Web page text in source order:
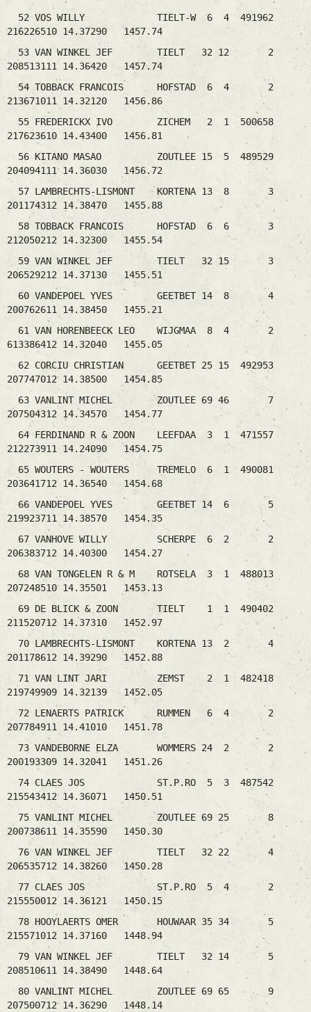
52 VOS WILLY TIELT-W 6 4 491962
216226510 14.37290 1457.74
53 VAN WINKEL JEF TIELT 32 12 2
208513111 14.36420 1457.74
54 TOBBACK FRANCOIS HOFSTAD 6 4 2
213671011 14.32120 1456.86
55 FREDERICKX IVO ZICHEM 2 1 500658
217623610 14.43400 1456.81
56 KITANO MASAO ZOUTLEE 15 5 489529
204094111 14.36030 1456.72
57 LAMBRECHTS-LISMONT KORTENA 13 8 3
201174312 14.38470 1455.88
58 TOBBACK FRANCOIS HOFSTAD 6 6 3
212050212 14.32300 1455.54
59 VAN WINKEL JEF TIELT 32 15 3
206529212 14.37130 1455.51
60 VANDEPOEL YVES GEETBET 14 8 4
200762611 14.38450 1455.21
61 VAN HORENBEECK LEO WIJGMAA 8 4 2
613386412 14.32040 1455.05
62 CORCIU CHRISTIAN GEETBET 25 15 492953
207747012 14.38500 1454.85
63 VANLINT MICHEL ZOUTLEE 69 46 7
207504312 14.34570 1454.77
64 FERDINAND R & ZOON LEEFDAA 3 1 471557
212273911 14.24090 1454.75
65 WOUTERS - WOUTERS TREMELO 6 1 490081
203641712 14.36540 1454.68
66 VANDEPOEL YVES GEETBET 14 6 5
219923711 14.38570 1454.35
67 VANHOVE WILLY SCHERPE 6 2 2
206383712 14.40300 1454.27
68 VAN TONGELEN R & M ROTSELA 3 1 488013
207248510 14.35501 1453.13
69 DE BLICK & ZOON TIELT 1 1 490402
211520712 14.37310 1452.97
70 LAMBRECHTS-LISMONT KORTENA 13 2 4
201178612 14.39290 1452.88
71 VAN LINT JARI ZEMST 2 1 482418
219749909 14.32139 1452.05
72 LENAERTS PATRICK RUMMEN 6 4 2
207784911 14.41010 1451.78
73 VANDEBORNE ELZA WOMMERS 24 2 2
200193309 14.32041 1451.26
74 CLAES JOS ST.P.RO 5 3 487542
215543412 14.36071 1450.51
75 VANLINT MICHEL ZOUTLEE 69 25 8
200738611 14.35590 1450.30
76 VAN WINKEL JEF TIELT 32 22 4
206535712 14.38260 1450.28
77 CLAES JOS ST.P.RO 5 4 2
215550012 14.36121 1450.15
78 HOOYLAERTS OMER HOUWAAR 35 34 5
215571012 14.37160 1448.94
79 VAN WINKEL JEF TIELT 32 14 5
208510611 14.38490 1448.64
80 VANLINT MICHEL ZOUTLEE 69 65 9
207500712 14.36290 1448.14